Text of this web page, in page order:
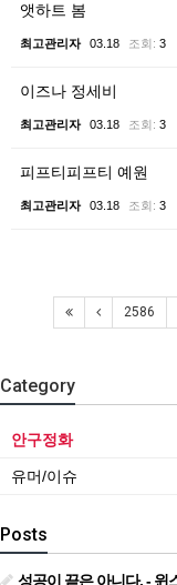
앳하트 봄
최고관리자 03.18 조회: 3
이즈나 정세비
최고관리자 03.18 조회: 3
피프티피프티 예원
최고관리자 03.18 조회: 3
2586
Category
안구정화
유머/이슈
Posts
성공이 끝은 아니다. - 윈